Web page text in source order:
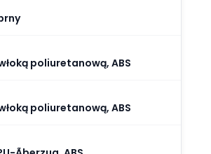
poliuretanową, ABS
poliuretanową, ABS